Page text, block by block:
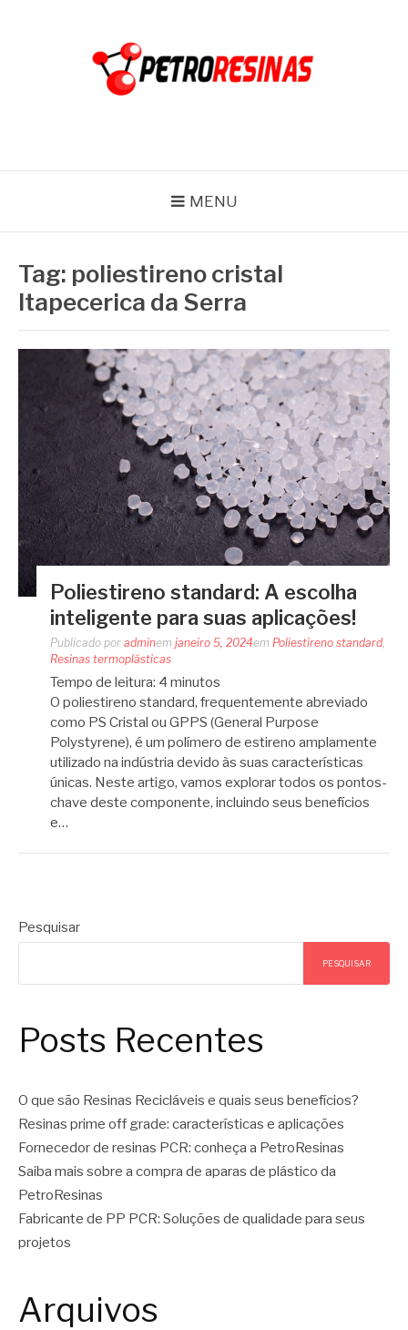
MENU
Tag: poliestireno cristal
Itapecerica da Serra
Poliestireno standard: A escolha
inteligente para suas aplicações!
Publicado por adminem janeiro 5, 2024em Poliestireno standard
Resinas termoplásticas
Tempo de leitura: 4 minutos
O poliestireno standard, frequentemente abreviado
como PS Cristal ou GPPS (General Purpose
Polystyrene), é um polímero de estireno amplamente
utilizado na indústria devido às suas características
únicas. Neste artigo, vamos explorar todos os pontos-
chave deste componente, incluindo seus benefícios
e…
Pesquisar
PESQUISAR
Posts Recentes
O que são Resinas Recicláveis e quais seus benefícios?
Resinas prime off grade: características e aplicações
Fornecedor de resinas PCR: conheça a PetroResinas
Saiba mais sobre a compra de aparas de plástico da
PetroResinas
Fabricante de PP PCR: Soluções de qualidade para seus
projetos
Arquivos